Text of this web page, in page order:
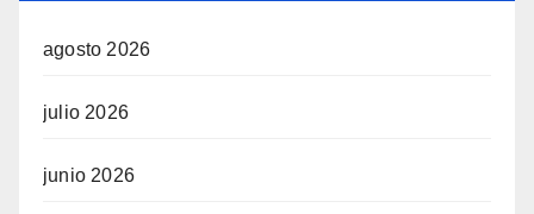
agosto 2026
julio 2026
junio 2026